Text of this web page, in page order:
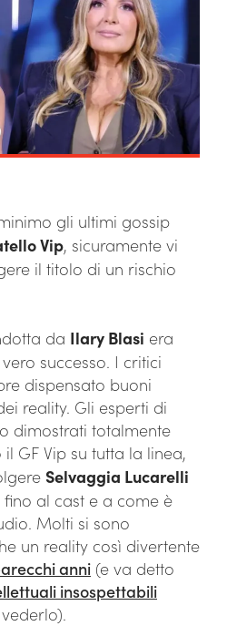
gli ultimi gossip
Vip, sicuramente vi
il titolo di un rischio
da Ilary Blasi era
successo. I critici
dispensato buoni
reality. Gli esperti di
dimostrati totalmente
GF Vip su tutta la linea,
Selvaggia Lucarelli
al cast e a come è
Molti si sono
un reality così divertente
anni (e va detto
insospettabili